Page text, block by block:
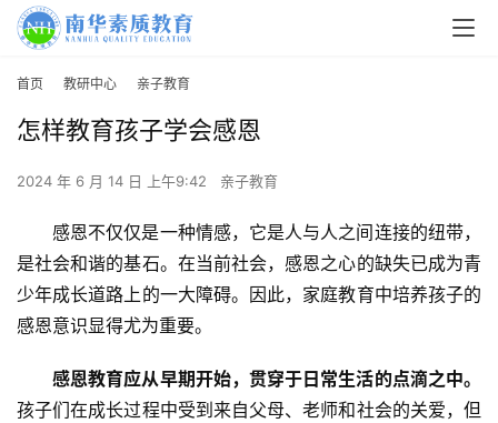
首页 教研中心 亲子教育
怎样教育孩子学会感恩
2024 年 6 月 14 日 上午9:42 亲子教育
感恩不仅仅是一种情感，它是人与人之间连接的纽带，
是社会和谐的基石。在当前社会，感恩之心的缺失已成为青
少年成长道路上的一大障碍。因此，家庭教育中培养孩子的
感恩意识显得尤为重要。
感恩教育应从早期开始，贯穿于日常生活的点滴之中。
孩子们在成长过程中受到来自父母、老师和社会的关爱，但